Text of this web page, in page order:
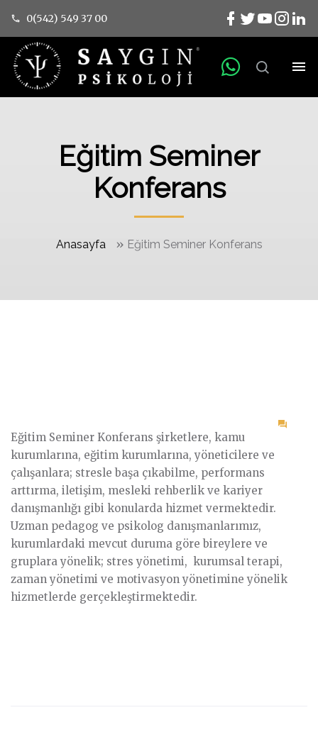
0(542) 549 37 00
Eğitim Seminer
Konferans
Anasayfa » Eğitim Seminer Konferans
Eğitim Seminer Konferans şirketlere, kamu
kurumlarına, eğitim kurumlarına, yöneticilere ve
çalışanlara; stresle başa çıkabilme, performans
arttırma, iletişim, mesleki rehberlik ve kariyer
danışmanlığı gibi konularda hizmet vermektedir.
Uzman pedagog ve psikolog danışmanlarımız,
kurumlardaki mevcut duruma göre bireylere ve
gruplara yönelik; stres yönetimi, kurumsal terapi,
zaman yönetimi ve motivasyon yönetimine yönelik
hizmetlerde gerçekleştirmektedir.